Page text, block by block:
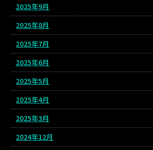
2025年9月
2025年8月
2025年7月
2025年6月
2025年5月
2025年4月
2025年3月
2024年12月